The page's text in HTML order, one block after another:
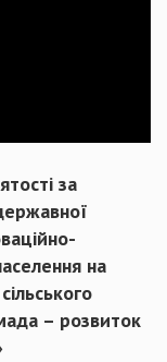
за
на
– розвиток